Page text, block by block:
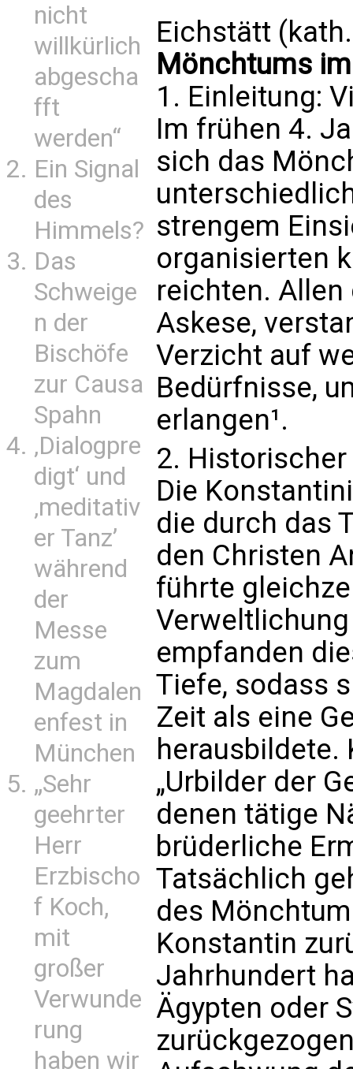
nicht
willkürlich
abgescha
fft
werden“
Ein Signal
des
Himmels?
Das
Schweige
n der
Bischöfe
zur Causa
Spahn
‚Dialogpre
digt‘ und
‚meditativ
er Tanz’
während
der
Messe
zum
Magdalen
enfest in
München
„Sehr
geehrter
Herr
Erzbischo
f Koch,
mit
großer
Verwunde
rung
haben wir
Eichstätt
Mönchtums
1. Einleitung:
Im frühen 4.
sich das
strengem
organisierten
reichten.
Askese,
Verzicht auf
Bedürfnisse,
erlangen¹.
2.
Die
die durch das
den Christen
führte
empfanden
Tiefe, sodass
Zeit als eine
herausbildete.
„Urbilder der
denen tätige
brüderliche
Tatsächlich
des
Konstantin
Jahrhundert
Ägypten oder